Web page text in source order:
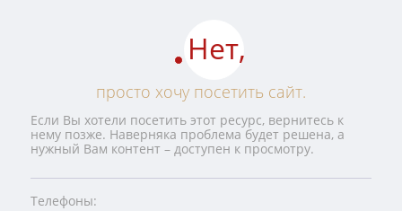
Нет,
просто хочу посетить сайт.
Если Вы хотели посетить этот ресурс, вернитесь к
нему позже. Наверняка проблема будет решена, а
нужный Вам контент – доступен к просмотру.
Телефоны: